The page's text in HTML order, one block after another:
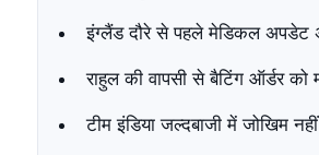
इंग्लैंड दौरे से पहले मेडिकल अपडेट
राहुल की वापसी से बैटिंग ऑर्डर
टीम इंडिया जल्दबाजी में जोखिम